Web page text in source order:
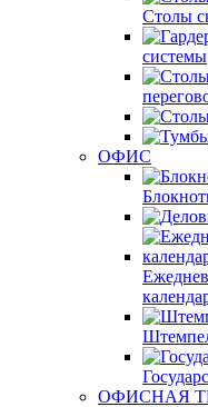
Столы
системы
ОФИС
ОФИСНАЯ